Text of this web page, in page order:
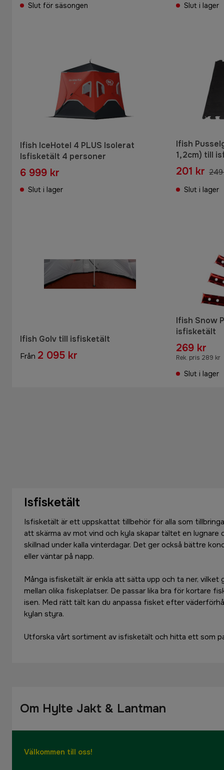
Slut för säsongen Slut i lager
Ifish IceHotel 4 PLUS Isolerat
Isfisketält 4 personer
6 999 kr
Slut i lager
Ifish
1,2cm) till
201 kr
Slut i lager
Ifish Golv till isfisketält
Från 2 095 kr
Ifish Snow
isfisketält
269 kr
Rek. pris 289 kr
Slut i lager
Isfisketält
Isfisketält är ett uppskattat tillbehör för alla som
att skärma av mot vind och kyla skapar tältet en lugnare
skillnad under kalla vinterdagar. Det ger också bättre
eller väntar på napp.
Många isfisketält är enkla att sätta upp och ta ner,
mellan olika fiskeplatser. De passar lika bra för kortare
isen. Med rätt tält kan du anpassa fisket efter
kylan styra.
Utforska vårt sortiment av isfisketält och hitta ett som
Om Hylte Jakt & Lantman
Välkommen till oss!